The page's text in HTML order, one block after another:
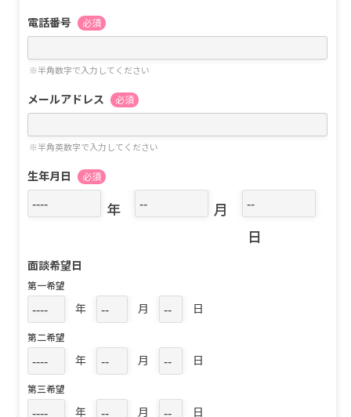
電話番号 必須
※半角数字で入力してください
メールアドレス 必須
※半角英数字で入力してください
生年月日 必須
年
月
日
面談希望日
第一希望
年 月 日
第二希望
年 月 日
第三希望
年 月 日